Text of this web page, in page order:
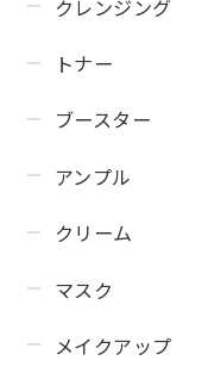
クレンジング
トナー
ブースター
アンプル
クリーム
マスク
メイクアップ